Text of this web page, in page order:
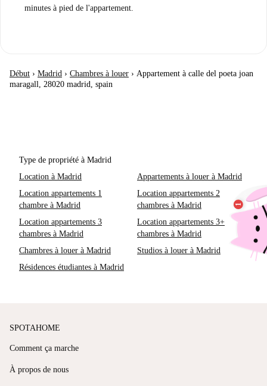
minutes à pied de l'appartement.
Début › Madrid › Chambres à louer › Appartement à calle del poeta joan
maragall, 28020 madrid, spain
Type de propriété à Madrid
Location à Madrid
Appartements à louer à Madrid
Location appartements 1
chambre à Madrid
Location appartements 2
chambres à Madrid
Location appartements 3
chambres à Madrid
Location appartements 3+
chambres à Madrid
Chambres à louer à Madrid
Studios à louer à Madrid
Résidences étudiantes à Madrid
SPOTAHOME
Comment ça marche
À propos de nous